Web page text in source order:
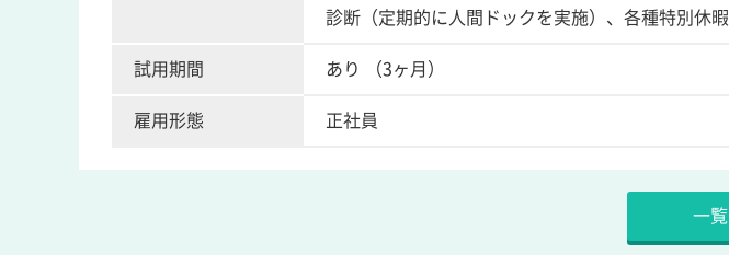
診断（定期的に人間ドックを実施）、各種特別休暇
試用期間 あり （3ヶ月）
雇用形態 正社員